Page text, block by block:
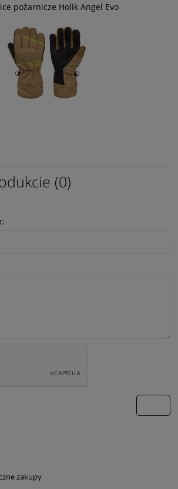
pożarnicze Holik Angel Evo
(0)
zakupy